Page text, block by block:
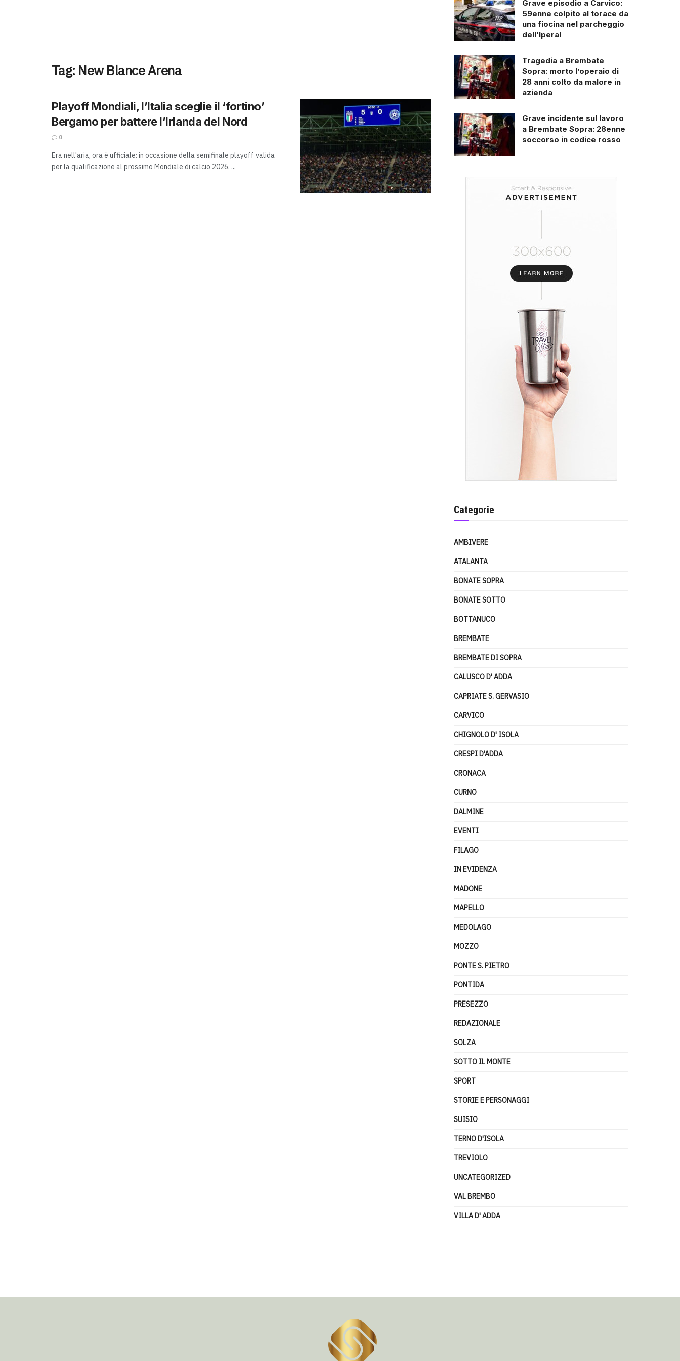
Tag: New Blance Arena
Playoff Mondiali, l’Italia sceglie il ‘fortino’
Bergamo per battere l’Irlanda del Nord
0
Era nell'aria, ora è ufficiale: in occasione della semifinale playoff valida
per la qualificazione al prossimo Mondiale di calcio 2026, ...
Grave episodio a Carvico:
59enne colpito al torace da
una fiocina nel parcheggio
dell’Iperal
Tragedia a Brembate
Sopra: morto l’operaio di
28 anni colto da malore in
azienda
Grave incidente sul lavoro
a Brembate Sopra: 28enne
soccorso in codice rosso
Categorie
AMBIVERE
ATALANTA
BONATE SOPRA
BONATE SOTTO
BOTTANUCO
BREMBATE
BREMBATE DI SOPRA
CALUSCO D' ADDA
CAPRIATE S. GERVASIO
CARVICO
CHIGNOLO D' ISOLA
CRESPI D'ADDA
CRONACA
CURNO
DALMINE
EVENTI
FILAGO
IN EVIDENZA
MADONE
MAPELLO
MEDOLAGO
MOZZO
PONTE S. PIETRO
PONTIDA
PRESEZZO
REDAZIONALE
SOLZA
SOTTO IL MONTE
SPORT
STORIE E PERSONAGGI
SUISIO
TERNO D'ISOLA
TREVIOLO
UNCATEGORIZED
VAL BREMBO
VILLA D' ADDA